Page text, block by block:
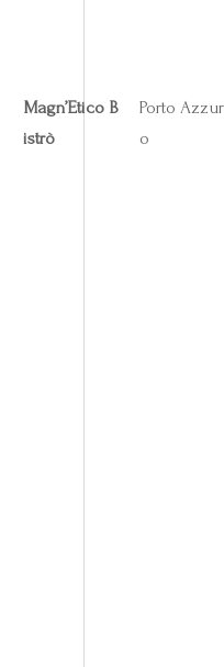
Magn’Etico B
istrò
Porto
o